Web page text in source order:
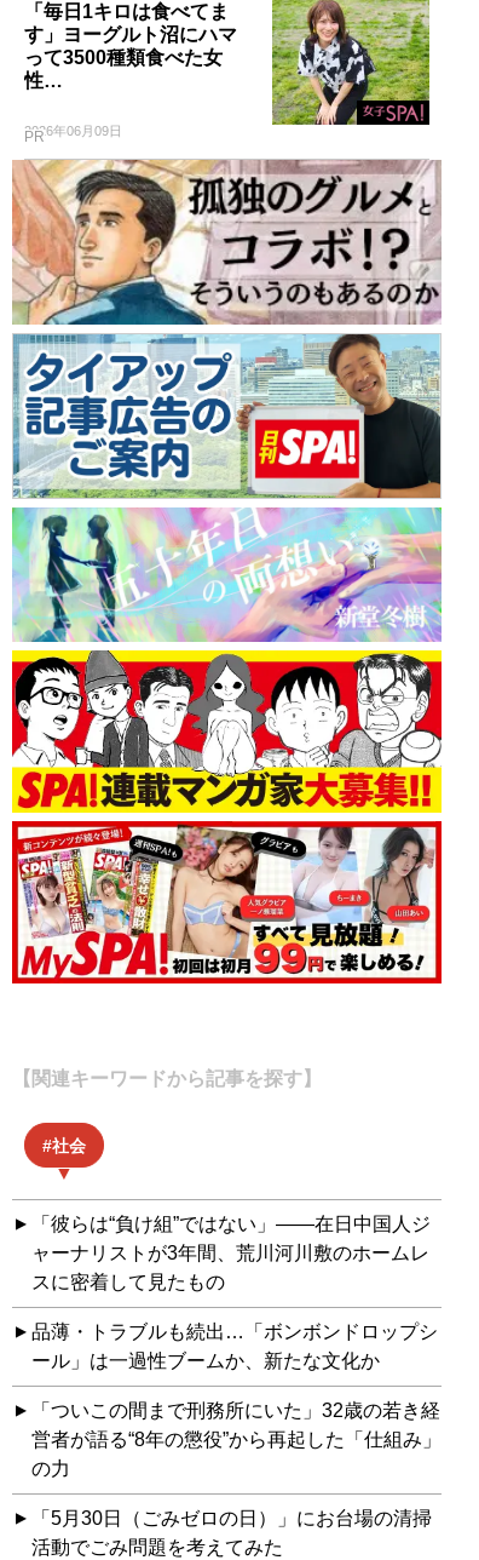
「毎日1キロは食べてま
す」ヨーグルト沼にハマ
って3500種類食べた女
性…
2026年06月09日
PR
【関連キーワードから記事を探す】
社会
「彼らは“負け組”ではない」――在日中国人ジ
ャーナリストが3年間、荒川河川敷のホームレ
スに密着して見たもの
品薄・トラブルも続出…「ボンボンドロップシ
ール」は一過性ブームか、新たな文化か
「ついこの間まで刑務所にいた」32歳の若き経
営者が語る“8年の懲役”から再起した「仕組み」
の力
「5月30日（ごみゼロの日）」にお台場の清掃
活動でごみ問題を考えてみた